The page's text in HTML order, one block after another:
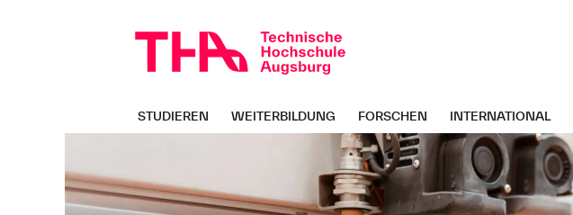
überspringen
STUDIEREN WEITERBILDUNG FORSCHEN INTERNATIONAL